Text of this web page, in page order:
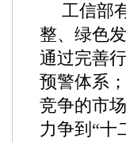
工信部
整、绿色
通过完善
预警体系
竞争的市
力争到“十